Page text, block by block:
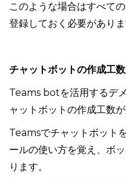
このような場合はすべて
登録しておく必要がありま
チャットボットの作成工
Teams botを活用するデ
ャットボットの作成工数
Teamsでチャットボット
ールの使い方を覚え、ボ
ります。